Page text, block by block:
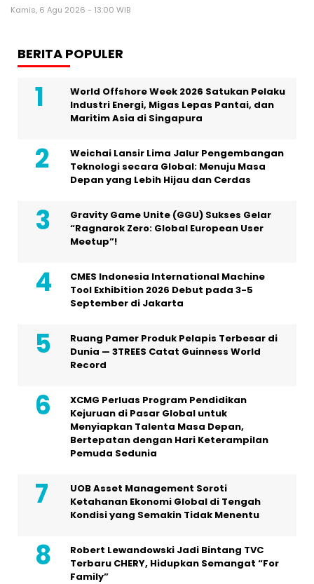
Kamis, 6 Agu 2026 - 13:00 WIB
BERITA POPULER
World Offshore Week 2026 Satukan Pelaku
Industri Energi, Migas Lepas Pantai, dan
Maritim Asia di Singapura
Weichai Lansir Lima Jalur Pengembangan
Teknologi secara Global: Menuju Masa
Depan yang Lebih Hijau dan Cerdas
Gravity Game Unite (GGU) Sukses Gelar
“Ragnarok Zero: Global European User
Meetup”!
CMES Indonesia International Machine
Tool Exhibition 2026 Debut pada 3-5
September di Jakarta
Ruang Pamer Produk Pelapis Terbesar di
Dunia — 3TREES Catat Guinness World
Record
XCMG Perluas Program Pendidikan
Kejuruan di Pasar Global untuk
Menyiapkan Talenta Masa Depan,
Bertepatan dengan Hari Keterampilan
Pemuda Sedunia
UOB Asset Management Soroti
Ketahanan Ekonomi Global di Tengah
Kondisi yang Semakin Tidak Menentu
Robert Lewandowski Jadi Bintang TVC
Terbaru CHERY, Hidupkan Semangat “For
Family”